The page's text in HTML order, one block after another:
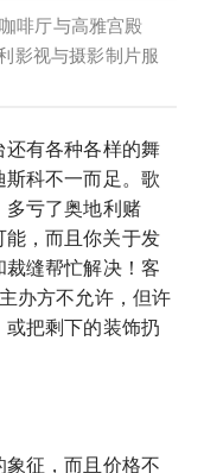
啡厅与高雅宫殿
影视与摄影制片服
还有各种各样的舞
科不一而足。歌
多亏了奥地利赌
能，而且你关于发
缝帮忙解决！客
办方不允许，但许
把剩下的装饰扔
征，而且价格不